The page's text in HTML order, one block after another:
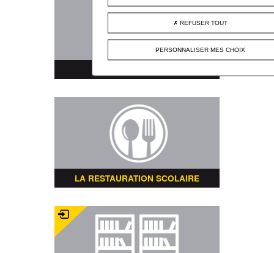
LA RESTAURATION SCOLAIRE
REFUSER TOUT
PERSONNALISER MES CHOIX